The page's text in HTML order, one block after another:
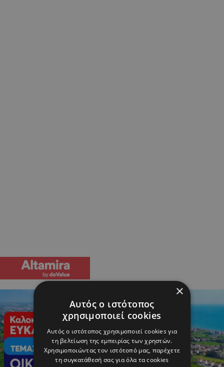
×
Αυτός ο ιστότοπος
χρησιμοποιεί cookies
Αυτός ο ιστότοπος χρησιμοποιεί cookies για
τη βελτίωση της εμπειρίας των χρηστών.
Χρησιμοποιώντας τον ιστότοπό μας, παρέχετε
τη συγκατάθεσή σας για όλα τα cookies